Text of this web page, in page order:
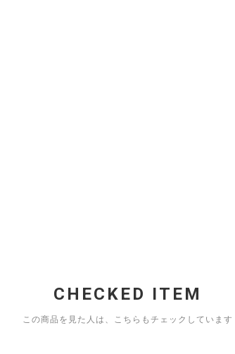
CHECKED ITEM
この商品を見た人は、こちらもチェックしています